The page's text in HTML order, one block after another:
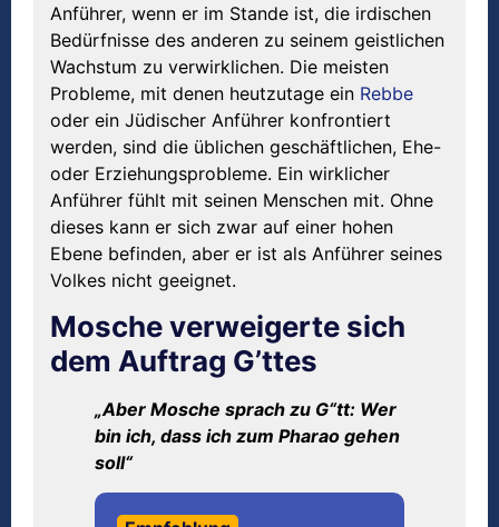
Anführer, wenn er im Stande ist, die irdischen
Bedürfnisse des anderen zu seinem geistlichen
Wachstum zu verwirklichen. Die meisten
Probleme, mit denen heutzutage ein Rebbe
oder ein Jüdischer Anführer konfrontiert
werden, sind die üblichen geschäftlichen, Ehe-
oder Erziehungsprobleme. Ein wirklicher
Anführer fühlt mit seinen Menschen mit. Ohne
dieses kann er sich zwar auf einer hohen
Ebene befinden, aber er ist als Anführer seines
Volkes nicht geeignet.
Mosche verweigerte sich
dem Auftrag G’ttes
„Aber Mosche sprach zu G“tt: Wer
bin ich, dass ich zum Pharao gehen
soll“